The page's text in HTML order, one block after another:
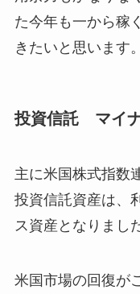
た今年も一から稼
きたいと思います。
投資信託 マイ
主に米国株式指数
投資信託資産は、
ス資産となりまし
米国市場の回復が